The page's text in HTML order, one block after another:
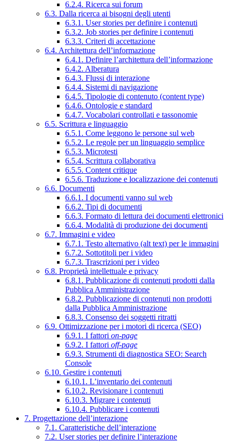
6.2.4. Ricerca sui forum
6.3. Dalla ricerca ai bisogni degli utenti
6.3.1. User stories per definire i contenuti
6.3.2. Job stories per definire i contenuti
6.3.3. Criteri di accettazione
6.4. Architettura dell’informazione
6.4.1. Definire l’architettura dell’informazione
6.4.2. Alberatura
6.4.3. Flussi di interazione
6.4.4. Sistemi di navigazione
6.4.5. Tipologie di contenuto (content type)
6.4.6. Ontologie e standard
6.4.7. Vocabolari controllati e tassonomie
6.5. Scrittura e linguaggio
6.5.1. Come leggono le persone sul web
6.5.2. Le regole per un linguaggio semplice
6.5.3. Microtesti
6.5.4. Scrittura collaborativa
6.5.5. Content critique
6.5.6. Traduzione e localizzazione dei contenuti
6.6. Documenti
6.6.1. I documenti vanno sul web
6.6.2. Tipi di documenti
6.6.3. Formato di lettura dei documenti elettronici
6.6.4. Modalità di produzione dei documenti
6.7. Immagini e video
6.7.1. Testo alternativo (alt text) per le immagini
6.7.2. Sottotitoli per i video
6.7.3. Trascrizioni per i video
6.8. Proprietà intellettuale e privacy
6.8.1. Pubblicazione di contenuti prodotti dalla
Pubblica Amministrazione
6.8.2. Pubblicazione di contenuti non prodotti
dalla Pubblica Amministrazione
6.8.3. Consenso dei soggetti ritratti
6.9. Ottimizzazione per i motori di ricerca (SEO)
6.9.1. I fattori on-page
6.9.2. I fattori off-page
6.9.3. Strumenti di diagnostica SEO: Search
Console
6.10. Gestire i contenuti
6.10.1. L’inventario dei contenuti
6.10.2. Revisionare i contenuti
6.10.3. Migrare i contenuti
6.10.4. Pubblicare i contenuti
7. Progettazione dell’interazione
7.1. Caratteristiche dell’interazione
7.2. User stories per definire l’interazione